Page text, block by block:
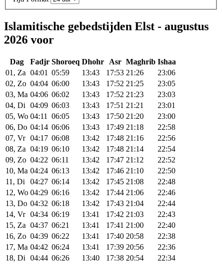
Islamitische gebedstijden Elst - augustus
2026 voor
Dag Fadjr Shoroeq Dhohr Asr Maghrib Ishaa
01, Za 04:01 05:59 13:43 17:53 21:26
23:06
02, Zo 04:04 06:00 13:43 17:52 21:25
23:05
03, Ma 04:06 06:02 13:43 17:52 21:23
23:03
04, Di 04:09 06:03 13:43 17:51 21:21
23:01
05, Wo 04:11 06:05 13:43 17:50 21:20
23:00
06, Do 04:14 06:06 13:43 17:49 21:18
22:58
07, Vr 04:17 06:08 13:42 17:48 21:16
22:56
08, Za 04:19 06:10 13:42 17:48 21:14
22:54
09, Zo 04:22 06:11 13:42 17:47 21:12
22:52
10, Ma 04:24 06:13 13:42 17:46 21:10
22:50
11, Di
04:27 06:14 13:42 17:45 21:08
22:48
12, Wo 04:29 06:16 13:42 17:44 21:06
22:46
13, Do 04:32 06:18 13:42 17:43 21:04
22:44
14, Vr 04:34 06:19 13:41 17:42 21:03
22:43
15, Za 04:37 06:21 13:41 17:41 21:00
22:40
16, Zo 04:39 06:22 13:41 17:40 20:58
22:38
17, Ma 04:42 06:24 13:41 17:39 20:56
22:36
18, Di 04:44 06:26 13:40 17:38 20:54
22:34